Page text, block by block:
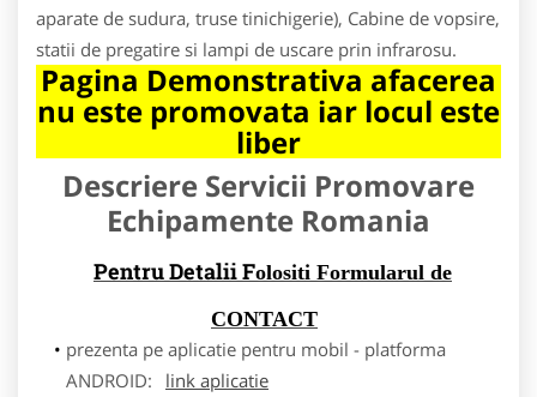
aparate de sudura, truse tinichigerie), Cabine de vopsire,
statii de pregatire si lampi de uscare prin infrarosu.
Pagina Demonstrativa afacerea
nu este promovata iar locul este
liber
Descriere Servicii Promovare
Echipamente Romania
Pentru Detalii Folositi Formularul de
CONTACT
prezenta pe aplicatie pentru mobil - platforma
ANDROID:
link aplicatie